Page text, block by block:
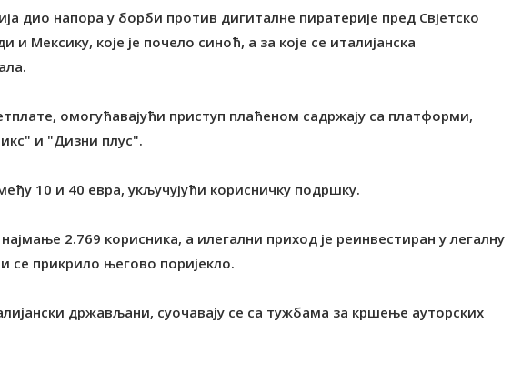
дио напора у борби против дигиталне пиратерије пред Свјетско
и Мексику, које је почело синоћ, а за које се италијанска
омогућавајући приступ плаћеном садржају са платформи,
и "Дизни плус".
10 и 40 евра, укључујући корисничку подршку.
2.769 корисника, а илегални приход је реинвестиран у легалну
се прикрило његово поријекло.
држављани, суочавају се са тужбама за кршење ауторских